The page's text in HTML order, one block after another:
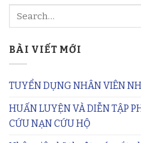
BÀI VIẾT MỚI
TUYỂN DỤNG NHÂN VIÊN
HUẤN LUYỆN VÀ DIỄN TẬP
CỨU NẠN CỨU HỘ